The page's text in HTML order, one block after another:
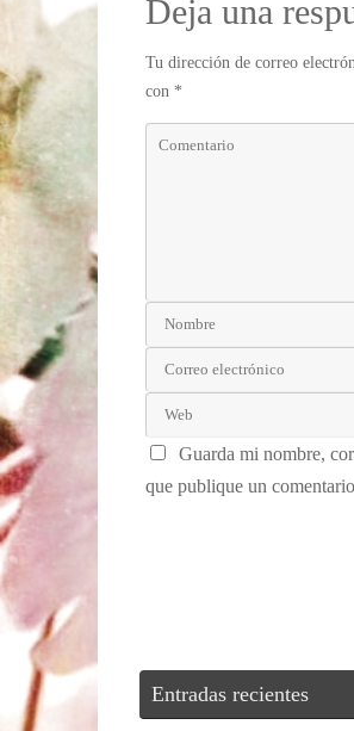
Deja una
Tu dirección de correo
con *
Guarda mi nombre,
que publique un
Entradas recientes